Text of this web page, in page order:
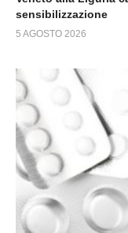
sensibilizzazione
5 AGOSTO 2026